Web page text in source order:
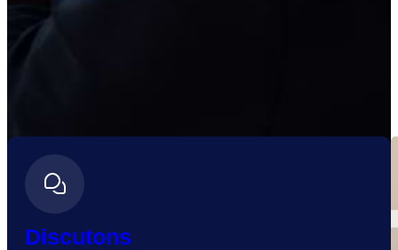
Discutons